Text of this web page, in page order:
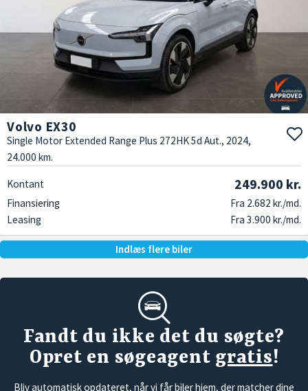
Volvo EX30
Single Motor Extended Range Plus 272HK 5d Aut., 2024,
24.000 km.
Kontant 249.900 kr.
Finansiering
Fra 2.682 kr./md.
Leasing
Fra 3.900 kr./md.
Indlæs flere biler
Fandt du ikke det du søgte?
Opret en søgeagent gratis!
Bliv automatisk opdateret, når vi får biler hjem, der matcher dine